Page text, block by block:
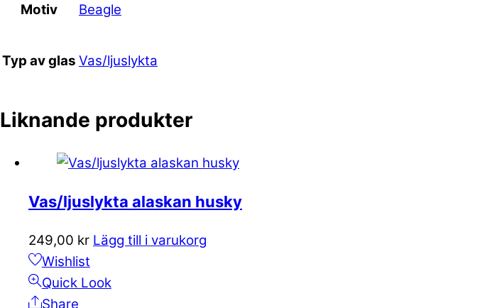
Motiv Beagle
Typ av glas Vas/ljuslykta
Liknande produkter
Vas/ljuslykta alaskan husky
249,00 kr Lägg till i varukorg
Wishlist
Quick Look
Share